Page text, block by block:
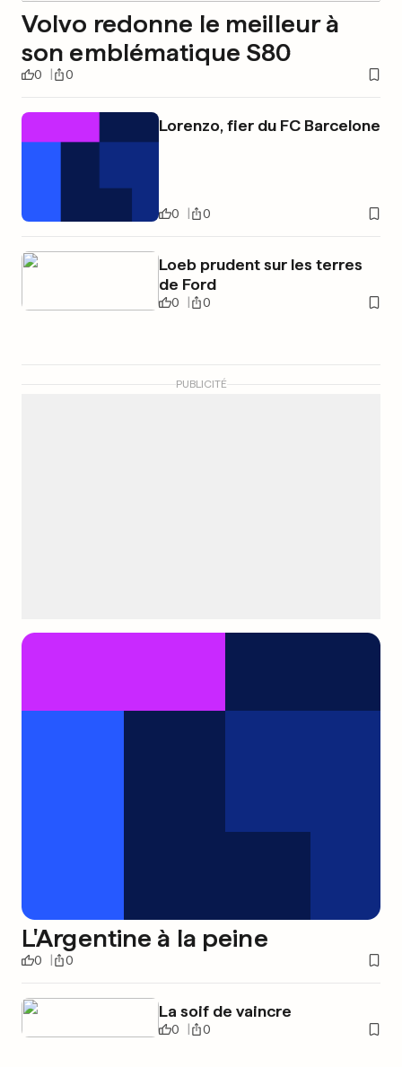
Volvo redonne le meilleur à
son emblématique S80
0 0
Lorenzo, fier du FC Barcelone
0 0
Loeb prudent sur les terres
de Ford
0 0
PUBLICITÉ
L'Argentine à la peine
0 0
La soif de vaincre
0 0